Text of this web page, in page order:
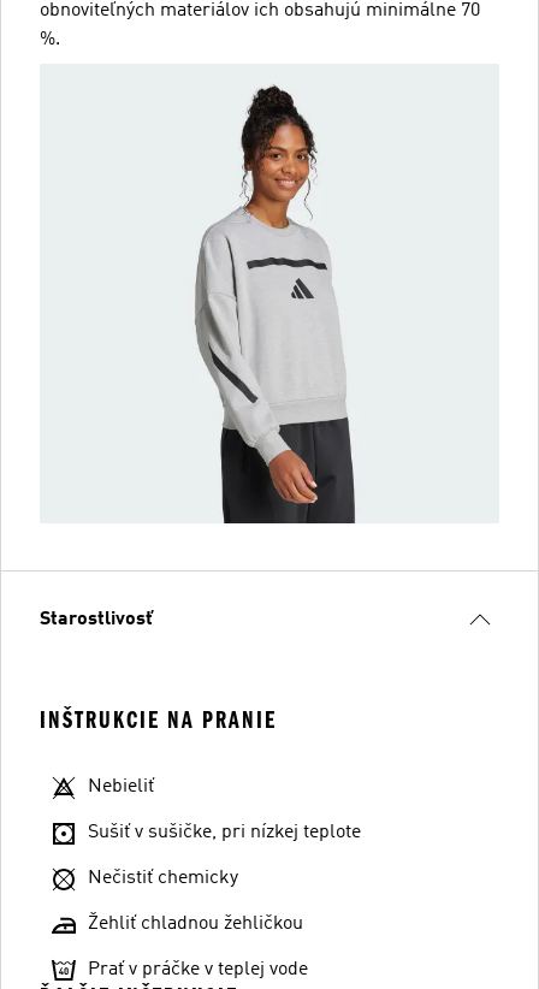
obnoviteľných materiálov ich obsahujú minimálne 70
%.
Starostlivosť
INŠTRUKCIE NA PRANIE
Nebieliť
Sušiť v sušičke, pri nízkej teplote
Nečistiť chemicky
Žehliť chladnou žehličkou
Prať v práčke v teplej vode